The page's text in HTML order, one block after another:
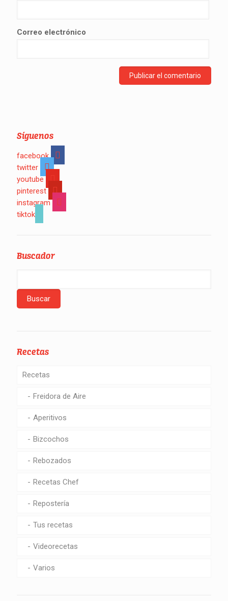
Correo electrónico
Síguenos
facebook
twitter
youtube
pinterest
instagram
tiktok
Buscador
Recetas
Recetas
Freidora de Aire
Aperitivos
Bizcochos
Rebozados
Recetas Chef
Repostería
Tus recetas
Videorecetas
Varios